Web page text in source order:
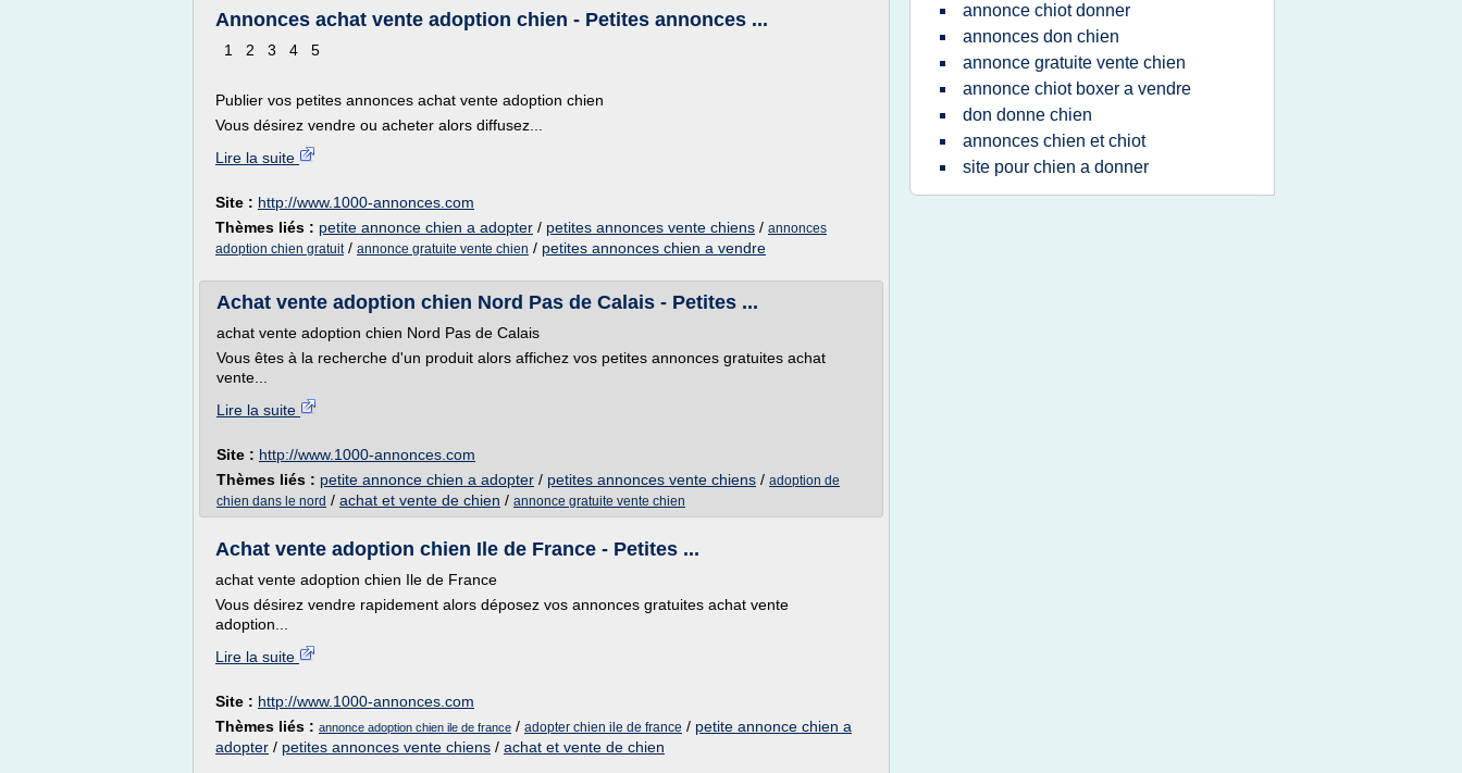
Annonces achat vente adoption chien - Petites annonces ...
1 2 3 4 5
Publier vos petites annonces achat vente adoption chien
Vous désirez vendre ou acheter alors diffusez...
Lire la suite
Site : http://www.1000-annonces.com
Thèmes liés : petite annonce chien a adopter / petites annonces vente chiens / annonces
adoption chien gratuit/ annonce gratuite vente chien / petites annonces chien a vendre
Achat vente adoption chien Nord Pas de Calais - Petites ...
achat vente adoption chien Nord Pas de Calais
Vous êtes à la recherche d'un produit alors affichez vos petites annonces gratuites achat
vente...
Lire la suite
Site : http://www.1000-annonces.com
Thèmes liés : petite annonce chien a adopter / petites annonces vente chiens / adoption de
chien dans le nord / achat et vente de chien / annonce gratuite vente chien
Achat vente adoption chien Ile de France - Petites ...
achat vente adoption chien Ile de France
Vous désirez vendre rapidement alors déposez vos annonces gratuites achat vente
adoption...
Lire la suite
Site : http://www.1000-annonces.com
Thèmes liés : annonce adoption chien ile de france / adopter chien ile de france / petite annonce chien a
adopter / petites annonces vente chiens / achat et vente de chien
annonce chiot donner
annonces don chien
annonce gratuite vente chien
annonce chiot boxer a vendre
don donne chien
annonces chien et chiot
site pour chien a donner